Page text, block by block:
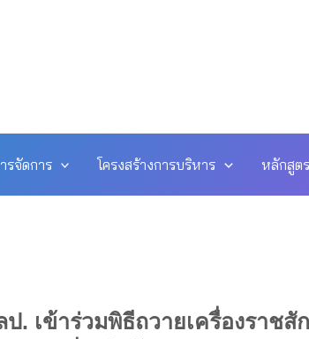
รจัดการ โครงสร้างการบริหาร หลักสูต
. เข้าร่วมพิธีถวายเครื่องราชสั